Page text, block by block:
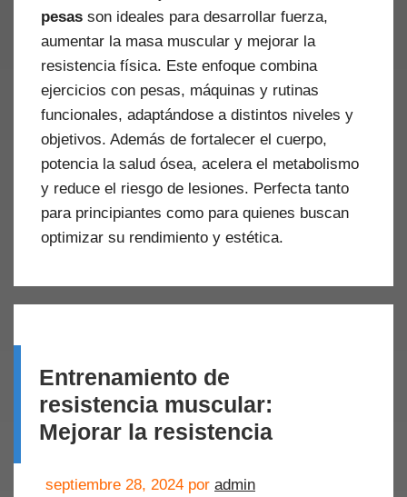
pesas son ideales para desarrollar fuerza,
aumentar la masa muscular y mejorar la
resistencia física. Este enfoque combina
ejercicios con pesas, máquinas y rutinas
funcionales, adaptándose a distintos niveles y
objetivos. Además de fortalecer el cuerpo,
potencia la salud ósea, acelera el metabolismo
y reduce el riesgo de lesiones. Perfecta tanto
para principiantes como para quienes buscan
optimizar su rendimiento y estética.
Entrenamiento de
resistencia muscular:
Mejorar la resistencia
septiembre 28, 2024 por admin